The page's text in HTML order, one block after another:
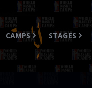
CAMPS STAGES
Accueil
CAMPS